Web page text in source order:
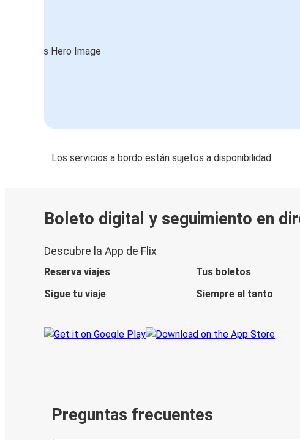
Los servicios a bordo están sujetos a disponibilidad
Boleto digital y seguimiento en
Descubre la App de Flix
Reserva viajes
Tus boletos
Sigue tu viaje
Siempre al tanto
Preguntas frecuentes